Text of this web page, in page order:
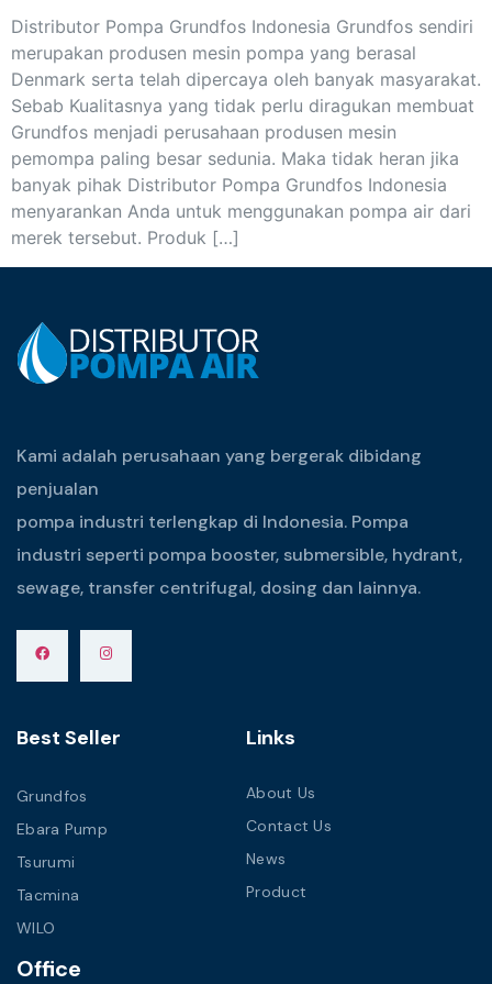
Distributor Pompa Grundfos Indonesia Grundfos sendiri
merupakan produsen mesin pompa yang berasal
Denmark serta telah dipercaya oleh banyak masyarakat.
Sebab Kualitasnya yang tidak perlu diragukan membuat
Grundfos menjadi perusahaan produsen mesin
pemompa paling besar sedunia. Maka tidak heran jika
banyak pihak Distributor Pompa Grundfos Indonesia
menyarankan Anda untuk menggunakan pompa air dari
merek tersebut. Produk […]
Kami adalah perusahaan yang bergerak dibidang
penjualan
pompa industri terlengkap di Indonesia. Pompa
industri seperti pompa booster, submersible, hydrant,
sewage, transfer centrifugal, dosing dan lainnya.
Best Seller
Grundfos
Ebara Pump
Tsurumi
Tacmina
WILO
Links
About Us
Contact Us
News
Product
Office